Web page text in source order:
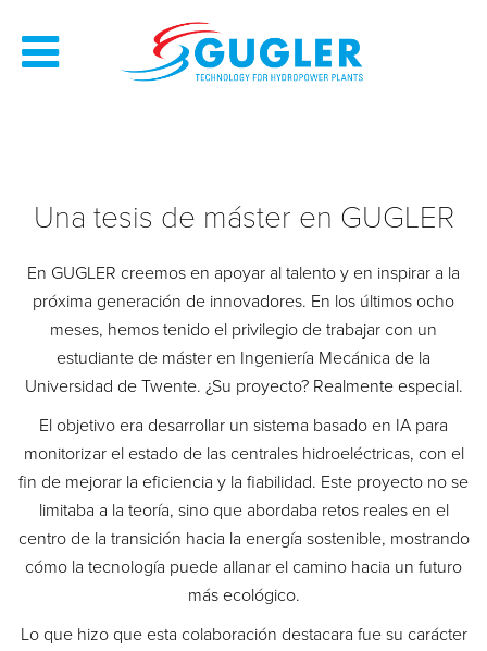
Una tesis de máster en GUGLER
En GUGLER creemos en apoyar al talento y en inspirar a la
próxima generación de innovadores. En los últimos ocho
meses, hemos tenido el privilegio de trabajar con un
estudiante de máster en Ingeniería Mecánica de la
Universidad de Twente. ¿Su proyecto? Realmente especial.
El objetivo era desarrollar un sistema basado en IA para
monitorizar el estado de las centrales hidroeléctricas, con el
fin de mejorar la eficiencia y la fiabilidad. Este proyecto no se
limitaba a la teoría, sino que abordaba retos reales en el
centro de la transición hacia la energía sostenible, mostrando
cómo la tecnología puede allanar el camino hacia un futuro
más ecológico.
Lo que hizo que esta colaboración destacara fue su carácter